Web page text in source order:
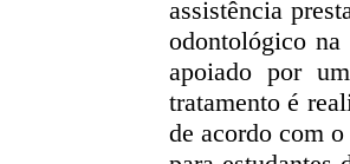
assistência
odontológico
apoiado por
tratamento é
de acordo com